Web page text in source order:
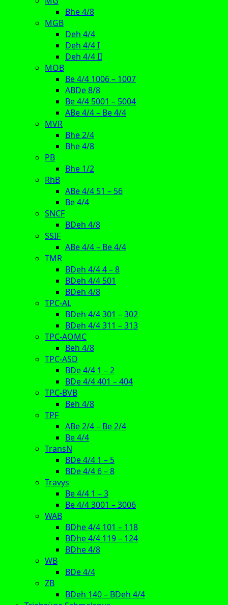
Bhe 4/8
MGB
Deh 4/4
Deh 4/4 I
Deh 4/4 II
MOB
Be 4/4 1006 – 1007
ABDe 8/8
Be 4/4 5001 – 5004
ABe 4/4 – Be 4/4
MVR
Bhe 2/4
Bhe 4/8
PB
Bhe 1/2
RhB
ABe 4/4 51 – 56
Be 4/4
SNCF
BDeh 4/8
SSIF
ABe 4/4 – Be 4/4
TMR
BDeh 4/4 4 – 8
BDeh 4/4 501
BDeh 4/8
TPC-AL
BDeh 4/4 301 – 302
BDeh 4/4 311 – 313
TPC-AOMC
Beh 4/8
TPC-ASD
BDe 4/4 1 – 2
BDe 4/4 401 – 404
TPC-BVB
Beh 4/8
TPF
ABe 2/4 – Be 2/4
Be 4/4
TransN
BDe 4/4 1 – 5
BDe 4/4 6 – 8
Travys
Be 4/4 1 – 3
Be 4/4 3001 – 3006
WAB
BDhe 4/4 101 – 118
BDhe 4/4 119 – 124
BDhe 4/8
WB
BDe 4/4
ZB
BDeh 140 – BDeh 4/4